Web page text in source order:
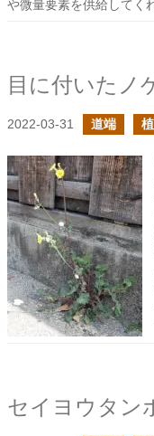
や微量要素を供給してく
2022-03-31 道端